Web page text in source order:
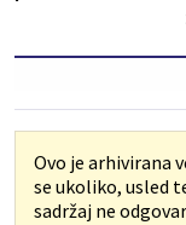
Ovo je arhivirana
se ukoliko, usled
sadržaj ne